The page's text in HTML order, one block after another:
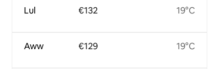
Lul
Aww
€132
€129
19°C
19°C